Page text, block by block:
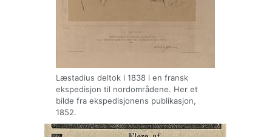
Læstadius deltok i 1838 i en fransk
ekspedisjon til nordområdene. Her et
bilde fra ekspedisjonens publikasjon,
1852.